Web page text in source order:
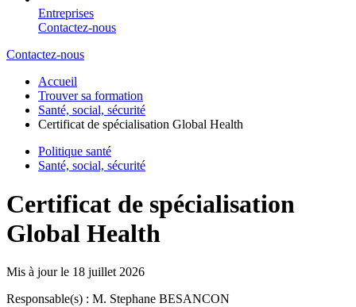
Entreprises
Contactez-nous
Contactez-nous
Accueil
Trouver sa formation
Santé, social, sécurité
Certificat de spécialisation Global Health
Politique santé
Santé, social, sécurité
Certificat de spécialisation
Global Health
Mis à jour le 18 juillet 2026
Responsable(s) : M. Stephane BESANCON